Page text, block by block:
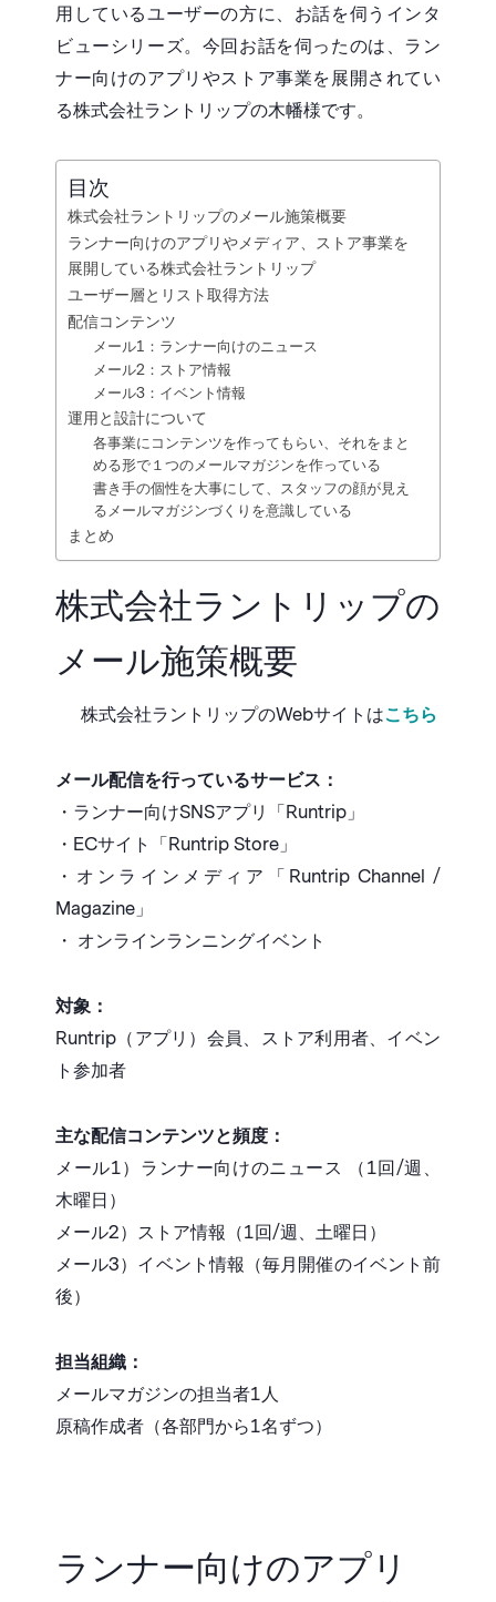
用しているユーザーの方に、お話を伺うインタ
ビューシリーズ。今回お話を伺ったのは、ラン
ナー向けのアプリやストア事業を展開されてい
る株式会社ラントリップの木幡様です。
目次
株式会社ラントリップのメール施策概要
ランナー向けのアプリやメディア、ストア事業を
展開している株式会社ラントリップ
ユーザー層とリスト取得方法
配信コンテンツ
メール1：ランナー向けのニュース
メール2：ストア情報
メール3：イベント情報
運用と設計について
各事業にコンテンツを作ってもらい、それをまと
める形で１つのメールマガジンを作っている
書き手の個性を大事にして、スタッフの顔が見え
るメールマガジンづくりを意識している
まとめ
株式会社ラントリップの
メール施策概要
株式会社ラントリップのWebサイトはこちら
メール配信を行っているサービス：
・ランナー向けSNSアプリ「Runtrip」
・ECサイト「Runtrip Store」
・オンラインメディア「Runtrip Channel /
Magazine」
・ オンラインランニングイベント
対象：
Runtrip（アプリ）会員、ストア利用者、イベン
ト参加者
主な配信コンテンツと頻度：
メール1）ランナー向けのニュース （1回/週、
木曜日）
メール2）ストア情報（1回/週、土曜日）
メール3）イベント情報（毎月開催のイベント前
後）
担当組織：
メールマガジンの担当者1人
原稿作成者（各部門から1名ずつ）
ランナー向けのアプリ